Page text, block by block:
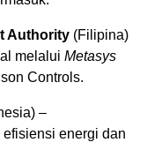
Authority (Filipina)
melalui Metasys
Controls.
) –
energi dan